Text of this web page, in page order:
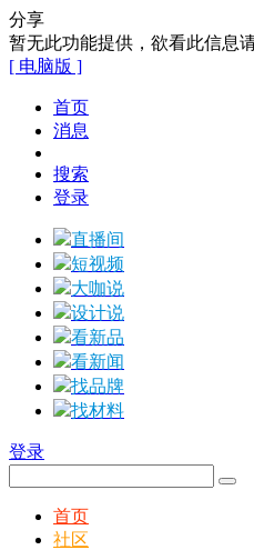
分享
暂无此功能提供，欲看此信息
[ 电脑版 ]
首页
消息
搜索
登录
直播间
短视频
大咖说
设计说
看新品
看新闻
找品牌
找材料
登录
首页
社区